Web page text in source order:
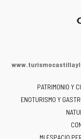
PATRIMONIO Y
ENOTURISMO Y
MI ESPACIO